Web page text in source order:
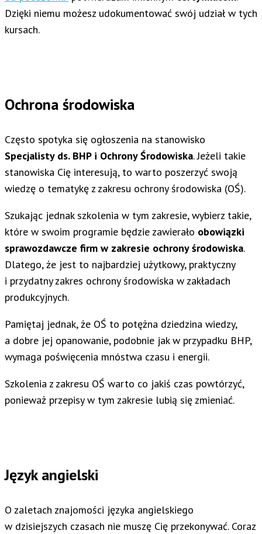
Dzięki niemu możesz udokumentować swój udział w tych
kursach.
Ochrona środowiska
Często spotyka się ogłoszenia na stanowisko
Specjalisty ds. BHP i Ochrony Środowiska. Jeżeli takie
stanowiska Cię interesują, to warto poszerzyć swoją
wiedzę o tematykę z zakresu ochrony środowiska (OŚ).
Szukając jednak szkolenia w tym zakresie, wybierz takie,
które w swoim programie będzie zawierało obowiązki
sprawozdawcze firm w zakresie ochrony środowiska.
Dlatego, że jest to najbardziej użytkowy, praktyczny
i przydatny zakres ochrony środowiska w zakładach
produkcyjnych.
Pamiętaj jednak, że OŚ to potężna dziedzina wiedzy,
a dobre jej opanowanie, podobnie jak w przypadku BHP,
wymaga poświęcenia mnóstwa czasu i energii.
Szkolenia z zakresu OŚ warto co jakiś czas powtórzyć,
ponieważ przepisy w tym zakresie lubią się zmieniać.
Język angielski
O zaletach znajomości języka angielskiego
w dzisiejszych czasach nie muszę Cię przekonywać. Coraz